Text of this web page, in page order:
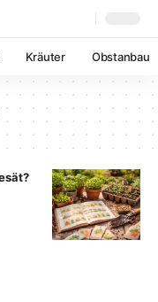
Kräuter Obstanbau